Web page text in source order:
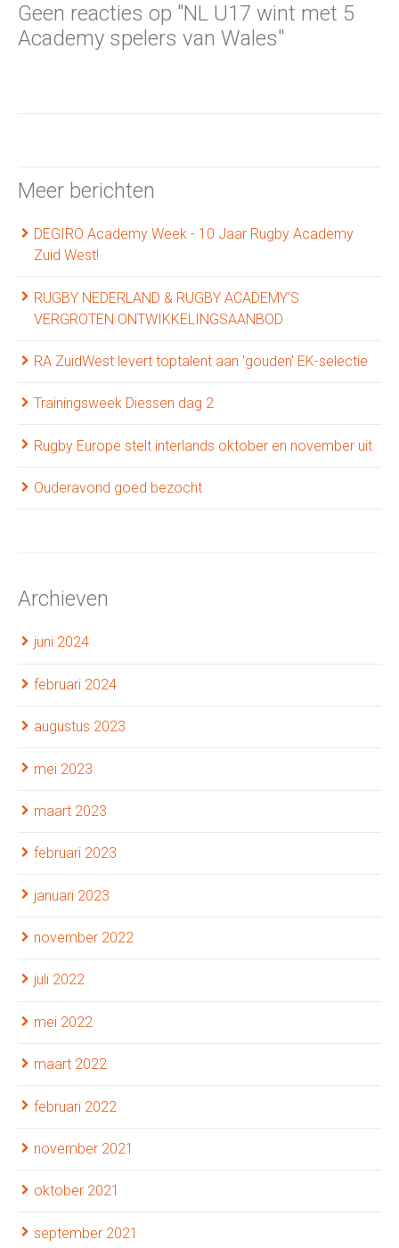
Geen reacties op "NL U17 wint met 5
Academy spelers van Wales"
Meer berichten
DEGIRO Academy Week - 10 Jaar Rugby Academy
Zuid West!
RUGBY NEDERLAND & RUGBY ACADEMY’S
VERGROTEN ONTWIKKELINGSAANBOD
RA ZuidWest levert toptalent aan 'gouden' EK-selectie
Trainingsweek Diessen dag 2
Rugby Europe stelt interlands oktober en november uit
Ouderavond goed bezocht
Archieven
juni 2024
februari 2024
augustus 2023
mei 2023
maart 2023
februari 2023
januari 2023
november 2022
juli 2022
mei 2022
maart 2022
februari 2022
november 2021
oktober 2021
september 2021